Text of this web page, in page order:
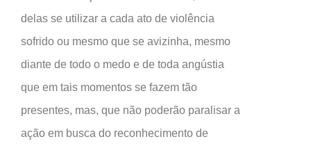
delas se utilizar a cada ato de violência
sofrido ou mesmo que se avizinha, mesmo
diante de todo o medo e de toda angústia
que em tais momentos se fazem tão
presentes, mas, que não poderão paralisar a
ação em busca do reconhecimento de